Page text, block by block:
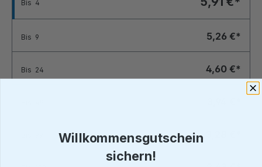
Bis 4
Bis 9 5,26 €*
Bis 24 4,60 €*
Willkommensgutschein
sichern!